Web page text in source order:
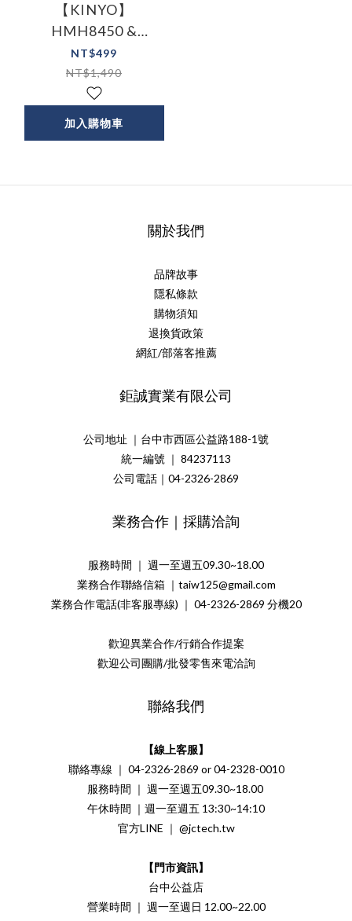
【KINYO】
HMH8450 &
HMH8460 手持小巧
蒸氣掛燙機
NT$499
NT$1,490
加入購物車
關於我們
品牌故事
隱私條款
購物須知
退換貨政策
網紅/部落客推薦
鉅誠實業有限公司
公司地址 ｜台中市西區公益路188-1號
統一編號 ｜ 84237113
公司電話｜04-2326-2869
業務合作｜採購洽詢
服務時間 ｜ 週一至週五09.30~18.00
業務合作聯絡信箱 ｜taiw125@gmail.com
業務合作電話(非客服專線) ｜ 04-2326-2869 分機20
歡迎異業合作/行銷合作提案
歡迎公司團購/批發零售來電洽詢
聯絡我們
【線上客服】
聯絡專線 ｜ 04-2326-2869 or 04-2328-0010
服務時間 ｜ 週一至週五09.30~18.00
午休時間 ｜週一至週五 13:30~14:10
官方LINE ｜ @jctech.tw
【門市資訊】
台中公益店
營業時間 ｜ 週一至週日 12.00~22.00